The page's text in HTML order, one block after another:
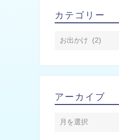
カテゴリー
アーカイブ